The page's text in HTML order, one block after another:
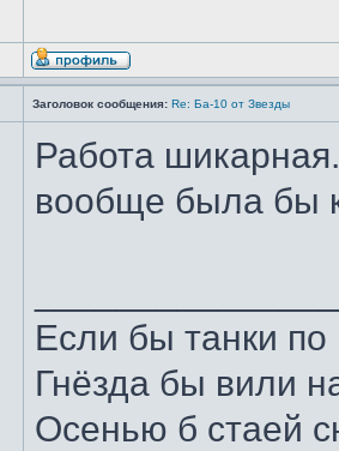
Заголовок сообщения: Re: Ба-10 от Звезды
Работа
вообще была бы
Если бы танки по
Гнёзда бы вили
Осенью б стаей